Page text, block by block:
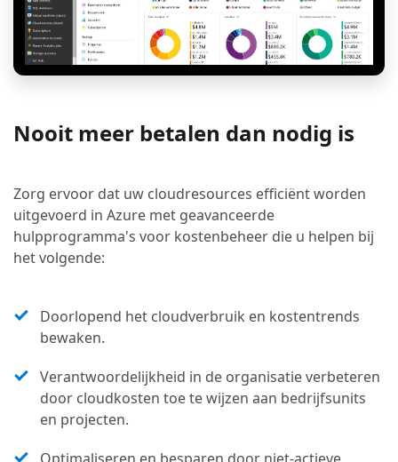
Nooit meer betalen dan nodig is
Zorg ervoor dat uw cloudresources efficiënt worden
uitgevoerd in Azure met geavanceerde
hulpprogramma's voor kostenbeheer die u helpen bij
het volgende:
Doorlopend het cloudverbruik en kostentrends
bewaken.
Verantwoordelijkheid in de organisatie verbeteren
door cloudkosten toe te wijzen aan bedrijfsunits
en projecten.